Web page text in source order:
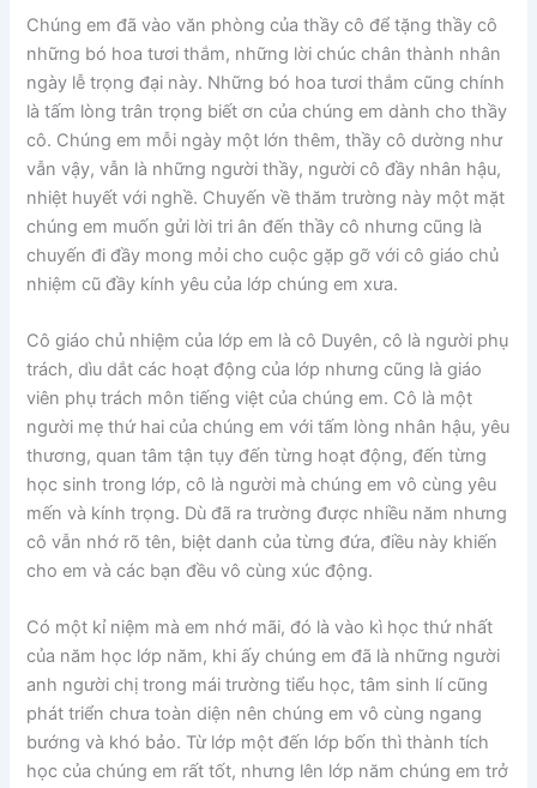
Chúng em đã vào văn phòng của thầy cô để tặng thầy cô
những bó hoa tươi thắm, những lời chúc chân thành nhân
ngày lễ trọng đại này. Những bó hoa tươi thắm cũng chính
là tấm lòng trân trọng biết ơn của chúng em dành cho thầy
cô. Chúng em mỗi ngày một lớn thêm, thầy cô dường như
vẫn vậy, vẫn là những người thầy, người cô đầy nhân hậu,
nhiệt huyết với nghề. Chuyến về thăm trường này một mặt
chúng em muốn gửi lời tri ân đến thầy cô nhưng cũng là
chuyến đi đầy mong mỏi cho cuộc gặp gỡ với cô giáo chủ
nhiệm cũ đầy kính yêu của lớp chúng em xưa.
Cô giáo chủ nhiệm của lớp em là cô Duyên, cô là người phụ
trách, dìu dắt các hoạt động của lớp nhưng cũng là giáo
viên phụ trách môn tiếng việt của chúng em. Cô là một
người mẹ thứ hai của chúng em với tấm lòng nhân hậu, yêu
thương, quan tâm tận tụy đến từng hoạt động, đến từng
học sinh trong lớp, cô là người mà chúng em vô cùng yêu
mến và kính trọng. Dù đã ra trường được nhiều năm nhưng
cô vẫn nhớ rõ tên, biệt danh của từng đứa, điều này khiến
cho em và các bạn đều vô cùng xúc động.
Có một kỉ niệm mà em nhớ mãi, đó là vào kì học thứ nhất
của năm học lớp năm, khi ấy chúng em đã là những người
anh người chị trong mái trường tiểu học, tâm sinh lí cũng
phát triển chưa toàn diện nên chúng em vô cùng ngang
bướng và khó bảo. Từ lớp một đến lớp bốn thì thành tích
học của chúng em rất tốt, nhưng lên lớp năm chúng em trở